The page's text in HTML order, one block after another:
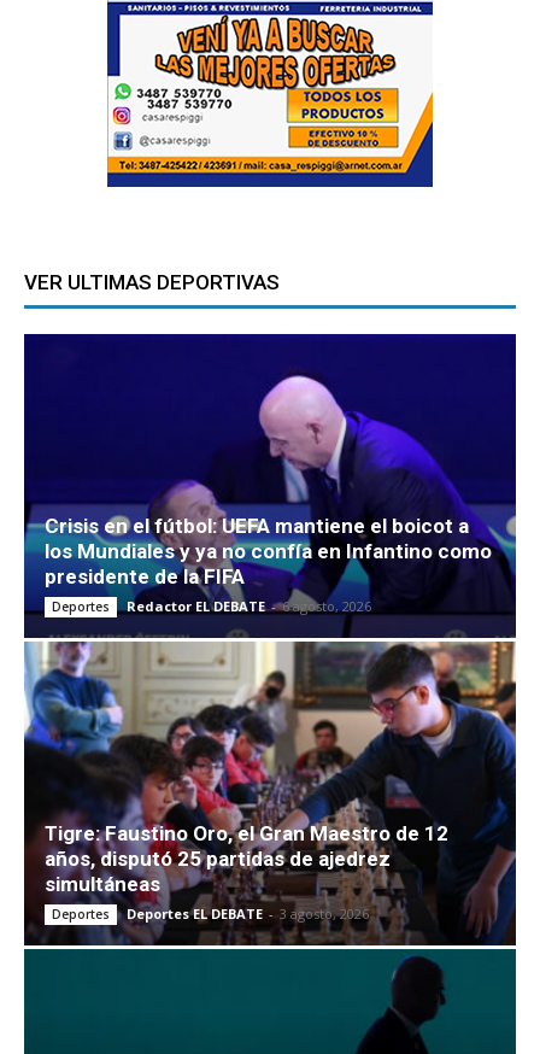
VER ULTIMAS DEPORTIVAS
Crisis en el fútbol: UEFA mantiene el boicot a
los Mundiales y ya no confía en Infantino como
presidente de la FIFA
Deportes Redactor EL DEBATE - 6 agosto, 2026
Tigre: Faustino Oro, el Gran Maestro de 12
años, disputó 25 partidas de ajedrez
simultáneas
Deportes Deportes EL DEBATE - 3 agosto, 2026